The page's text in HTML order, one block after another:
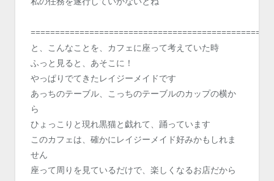
と、こんなことを、カフェに座って考えていた時
ふっと見ると、あそこに！
やっぱりでてきたレイジーメイドです
あっちのテーブル、こっちのテーブルのカップの横か
ら
ひょっこりと現れ黒猫と戯れて、踊っています
このカフェは、確かにレイジーメイド好みかもしれま
せん
座って周りを見ているだけで、楽しくなるお店だから